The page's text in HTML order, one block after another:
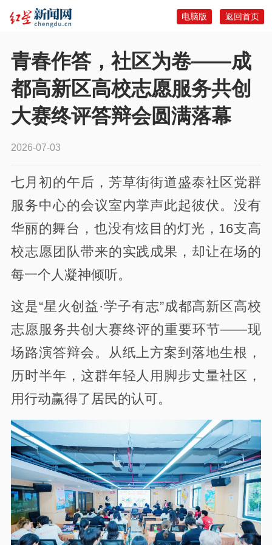
返回首页
电脑版
青春作答，社区为卷——成
都高新区高校志愿服务共创
大赛终评答辩会圆满落幕
2026-07-03
七月初的午后，芳草街街道盛泰社区党群
服务中心的会议室内掌声此起彼伏。没有
华丽的舞台，也没有炫目的灯光，16支高
校志愿团队带来的实践成果，却让在场的
每一个人凝神倾听。
这是“星火创益·学子有志”成都高新区高校
志愿服务共创大赛终评的重要环节——现
场路演答辩会。从纸上方案到落地生根，
历时半年，这群年轻人用脚步丈量社区，
用行动赢得了居民的认可。